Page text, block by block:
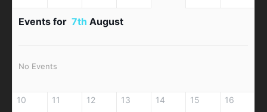
Events for 7th August
No Events
10 11 12 13 14 15 16